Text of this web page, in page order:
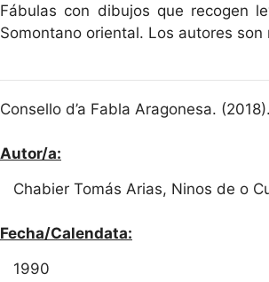
Fábulas con dibujos que recogen
Somontano oriental. Los autores
Consello d’a Fabla Aragonesa.
Autor/a:
Chabier Tomás Arias, Ninos de o
Fecha/Calendata:
1990